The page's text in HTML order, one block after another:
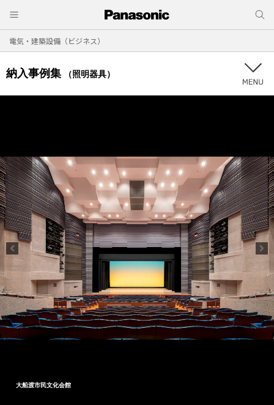
電気・建築設備（ビジネス）
納入事例集 （照明器具）
大船渡市民文化会館